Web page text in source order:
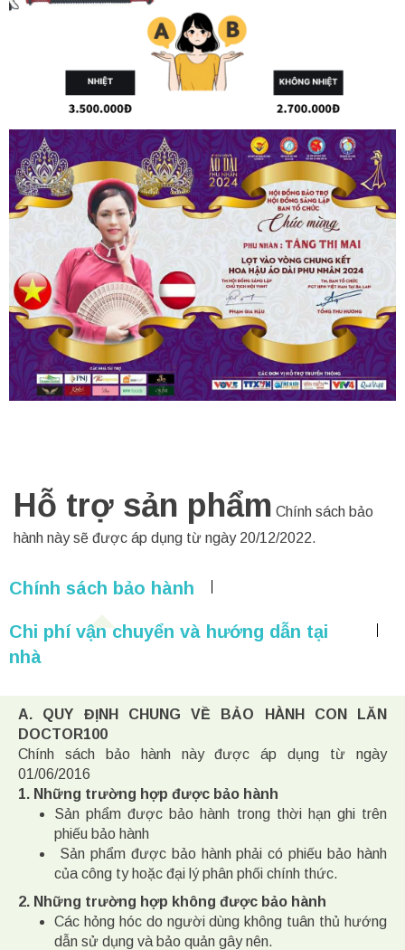
Hỗ trợ sản phẩm Chính sách bảo
hành này sẽ được áp dụng từ ngày 20/12/2022.
Chính sách bảo hành
Chi phí vận chuyển và hướng dẫn tại
nhà
A. QUY ĐỊNH CHUNG VỀ BẢO HÀNH CON LĂN
DOCTOR100
Chính sách bảo hành này được áp dụng từ ngày
01/06/2016
1. Những trường hợp được bảo hành
Sản phẩm được bảo hành trong thời hạn ghi trên
phiếu bảo hành
Sản phẩm được bảo hành phải có phiếu bảo hành
của công ty hoặc đại lý phân phối chính thức.
2. Những trường hợp không được bảo hành
Các hỏng hóc do người dùng không tuân thủ hướng
dẫn sử dụng và bảo quản gây nên.